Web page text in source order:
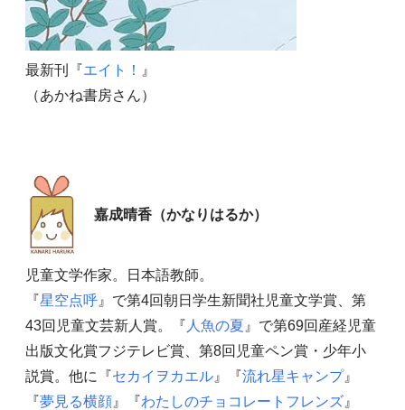
最新刊『エイト！
』
（あかね書房さん）
嘉成晴香（かなりはるか）
児童文学作家。日本語教師。
『星空点呼』で第4回朝日学生新聞社児童文学賞、第
43回児童文芸新人賞。『 人魚の夏 』で第69回産経児童
出版文化賞フジテレビ賞、第8回児童ペン賞・少年小
説賞。他に『セカイヲカエル』『流れ星キャンプ』
『夢見る横顔』『わたしのチョコレートフレンズ』